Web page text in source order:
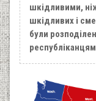
шкідливими,
шкідливих і
були